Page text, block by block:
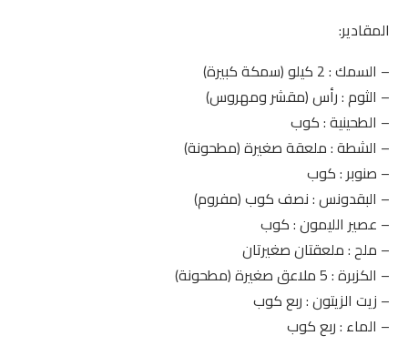
المقادير:
– السمك : 2 كيلو (سمكة كبيرة)
– الثوم : رأس (مقشر ومهروس)
– الطحينية : كوب
– الشطة : ملعقة صغيرة (مطحونة)
– صنوبر : كوب
– البقدونس : نصف كوب (مفروم)
– عصير الليمون : كوب
– ملح : ملعقتان صغيرتان
– الكزبرة : 5 ملاعق صغيرة (مطحونة)
– زيت الزيتون : ربع كوب
– الماء : ربع كوب